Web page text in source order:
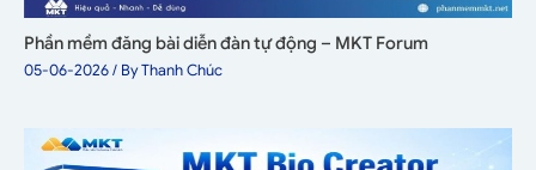
Phần mềm đăng bài diễn đàn tự động – MKT Forum
05-06-2026/ ByThanh Chúc